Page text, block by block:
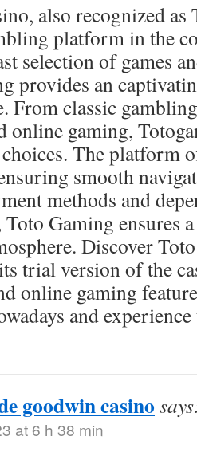
also recognized
platform in the
selection of games
provides an
From classic
online gaming,
The platform
smooth
methods and
Toto Gaming ensures
Discover
trial version of the
online gaming
and
goodwin casino
at 6 h 38 min